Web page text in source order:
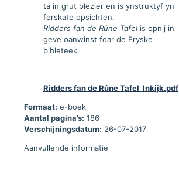
ta in grut plezier en is ynstruktyf yn
ferskate opsichten.
Ridders fan de Rûne Tafel is opnij in
geve oanwinst foar de Fryske
bibleteek.
Ridders fan de Rûne Tafel_Inkijk.pdf
Formaat: e-boek
Aantal pagina’s: 186
Verschijningsdatum: 26-07-2017
Aanvullende informatie